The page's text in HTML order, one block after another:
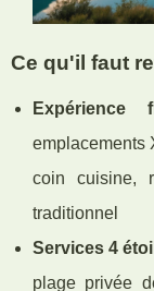
Ce qu'il faut
Expérience
emplacements
coin cuisine,
traditionnel
Services 4
plage privée